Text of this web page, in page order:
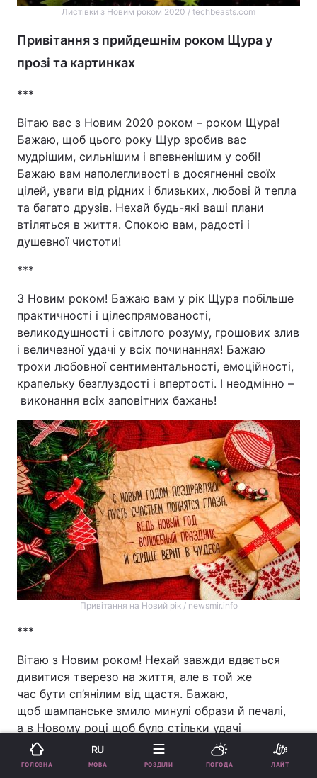
Листівки з Новим роком 2020 / techbeasts.com
Привітання з прийдешнім роком Щура у
прозі та картинках
***
Вітаю вас з Новим 2020 роком – роком Щура!
Бажаю, щоб цього року Щур зробив вас
мудрішим, сильнішим і впевненішим у собі!
Бажаю вам наполегливості в досягненні своїх
цілей, уваги від рідних і близьких, любові й тепла
та багато друзів. Нехай будь-які ваші плани
втіляться в життя. Спокою вам, радості і
душевної чистоти!
***
З Новим роком! Бажаю вам у рік Щура побільше
практичності і цілеспрямованості,
великодушності і світлого розуму, грошових злив
і величезної удачі у всіх починаннях! Бажаю
трохи любовної сентиментальності, емоційності,
крапельку безглуздості і впертості. І неодмінно –
виконання всіх заповітних бажань!
Привітання на Новий рік / newsmir.info
***
Вітаю з Новим роком! Нехай завжди вдається
дивитися тверезо на життя, але в той же
час бути сп’янілим від щастя. Бажаю,
щоб шампанське змило минулі образи й печалі,
а в Новому році щоб було стільки удачі
та веселощів, скільки горошин у найбільшій
мисці Олів’є!
ГОЛОВНА
RU
МОВА РОЗДІЛИ ПОГОДА ЛАЙТ